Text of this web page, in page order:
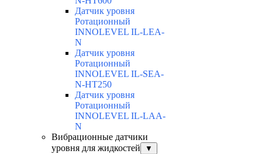
Датчик уровня
Ротационный
INNOLEVEL IL-LEA-
N
Датчик уровня
Ротационный
INNOLEVEL IL-SEA-
N-HT250
Датчик уровня
Ротационный
INNOLEVEL IL-LAA-
N
Вибрационные датчики
уровня для жидкостей
▼